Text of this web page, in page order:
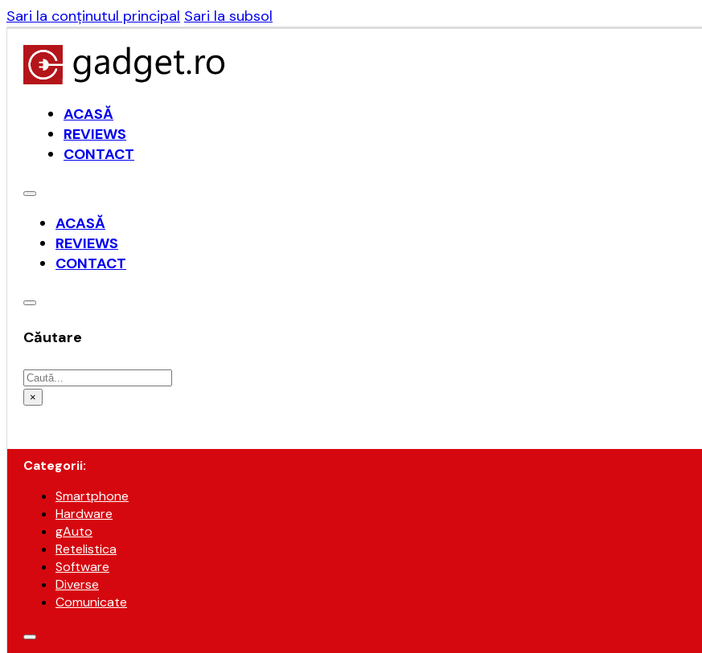
Sari la conținutul principal Sari la subsol
ACASĂ
REVIEWS
CONTACT
ACASĂ
REVIEWS
CONTACT
Căutare
Caută
×
Categorii:
Smartphone
Hardware
gAuto
Retelistica
Software
Diverse
Comunicate